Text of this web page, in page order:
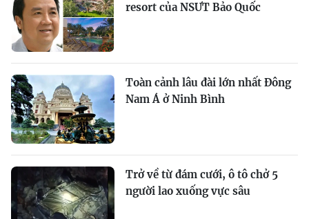
resort của NSƯT Bảo Quốc
Toàn cảnh lâu đài lớn nhất Đông
Nam Á ở Ninh Bình
Trở về từ đám cưới, ô tô chở 5
người lao xuống vực sâu